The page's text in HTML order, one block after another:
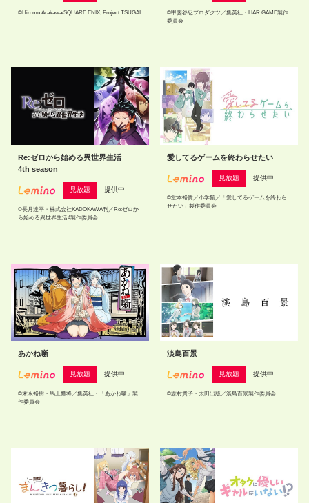
©Hiromu Arakawa/SQUARE ENIX, Project TSUGAI
©甲斐谷忍プロダクツ／集英社・LIAR GAME製作
委員会
Re:ゼロから始める異世界生活
4th season
見放題 提供中
©長月達平・株式会社KADOKAWA刊／Re:ゼロか
ら始める異世界生活4製作委員会
愛してるゲームを終わらせたい
見放題 提供中
©堂本裕貴／小学館／「愛してるゲームを終わら
せたい」製作委員会
あかね噺
見放題 提供中
©末永裕樹・馬上鷹将／集英社・「あかね噺」製
作委員会
淡島百景
見放題 提供中
©志村貴子・太田出版／淡島百景製作委員会